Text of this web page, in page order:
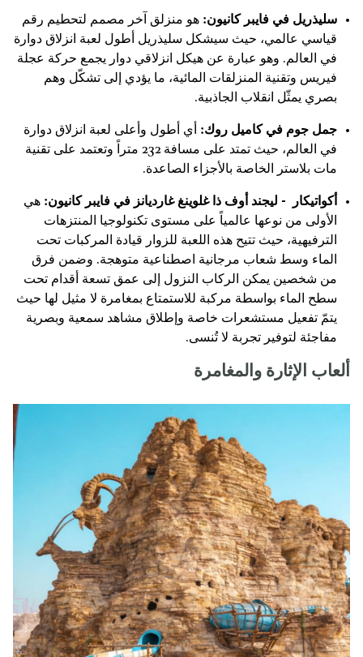
سليذريل في فايبر كانيون: هو منزلق آخر مصمم لتحطيم رقم
قياسي عالمي، حيث سيشكل سليذريل أطول لعبة انزلاق دوارة
في العالم. وهو عبارة عن هيكل انزلاقي دوار يجمع حركة عجلة
فيريس وتقنية المنزلقات المائية، ما يؤدي إلى تشكّل وهم
بصري يمثّل انقلاب الجاذبية.
جمل جوم في كاميل روك: أي أطول وأعلى لعبة انزلاق دوارة
في العالم، حيث تمتد على مسافة 232 متراً وتعتمد على تقنية
مات بلاستر الخاصة بالأجزاء الصاعدة.
أكواتيكار - ليجند أوف ذا غلوينغ غارديانز في فايبر كانيون: هي
الأولى من نوعها عالمياً على مستوى تكنولوجيا المنتزهات
الترفيهية، حيث تتيح هذه اللعبة للزوار قيادة المركبات تحت
الماء وسط شعاب مرجانية اصطناعية متوهجة. وضمن فرق
من شخصين يمكن الركاب النزول إلى عمق تسعة أقدام تحت
سطح الماء بواسطة مركبة للاستمتاع بمغامرة لا مثيل لها حيث
يتمّ تفعيل مستشعرات خاصة وإطلاق مشاهد سمعية وبصرية
مفاجئة لتوفير تجربة لا تُنسى.
ألعاب الإثارة والمغامرة